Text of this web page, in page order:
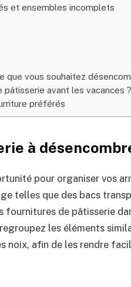
et ensembles incomplets
que vous souhaitez
avant les vacances ?
préférés
à
pour organiser vos
telles que des bacs
de pâtisserie
les éléments
noix, afin de les rendre